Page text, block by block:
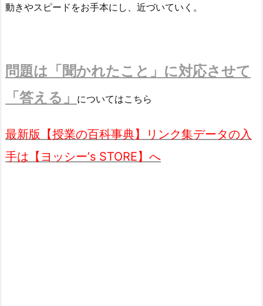
動きやスピードをお手本にし、近づいていく。
問題は「聞かれたこと」に対応させて
「答える」
についてはこちら
最新版【授業の百科事典】リンク集データの入
手は【ヨッシー’s STORE】へ